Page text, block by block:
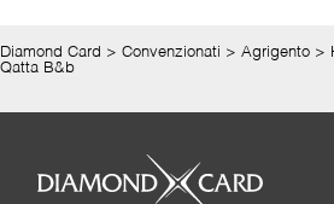
Diamond Card > Convenzionati > Agrigento >
Qatta B&b